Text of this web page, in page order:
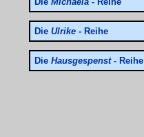
Die Ulrike - Reihe
Die Hausgespenst- Reihe